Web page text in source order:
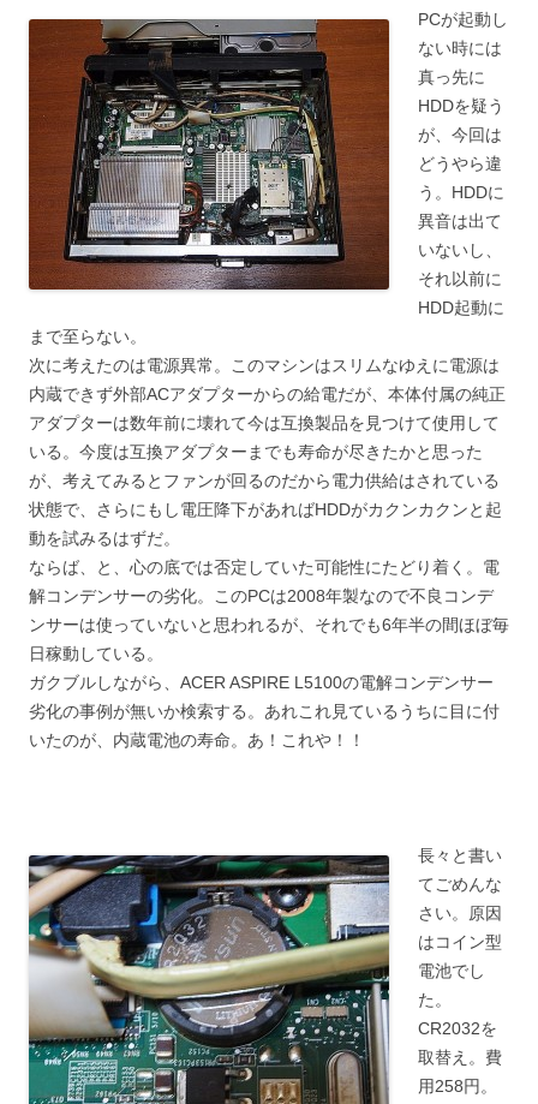
PCが起動し
ない時には
真っ先に
HDDを疑う
が、今回は
どうやら違
う。HDDに
異音は出て
いないし、
それ以前に
HDD起動に
まで至らない。
次に考えたのは電源異常。このマシンはスリムなゆえに電源は
内蔵できず外部ACアダプターからの給電だが、本体付属の純正
アダプターは数年前に壊れて今は互換製品を見つけて使用して
いる。今度は互換アダプターまでも寿命が尽きたかと思った
が、考えてみるとファンが回るのだから電力供給はされている
状態で、さらにもし電圧降下があればHDDがカクンカクンと起
動を試みるはずだ。
ならば、と、心の底では否定していた可能性にたどり着く。電
解コンデンサーの劣化。このPCは2008年製なので不良コンデ
ンサーは使っていないと思われるが、それでも6年半の間ほぼ毎
日稼動している。
ガクブルしながら、ACER ASPIRE L5100の電解コンデンサー
劣化の事例が無いか検索する。あれこれ見ているうちに目に付
いたのが、内蔵電池の寿命。あ！これや！！
長々と書い
てごめんな
さい。原因
はコイン型
電池でし
た。
CR2032を
取替え。費
用258円。